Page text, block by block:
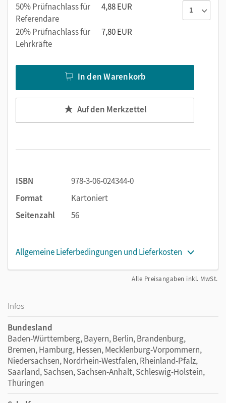
50% Prüfnachlass für
Referendare
4,88 EUR
20% Prüfnachlass für
Lehrkräfte
7,80 EUR
In den Warenkorb
Auf den Merkzettel
ISBN
978-3-06-024344-0
Format
Kartoniert
Seitenzahl
56
Allgemeine Lieferbedingungen und Lieferkosten
Alle Preisangaben inkl. MwSt.
Infos
Bundesland
Baden-Württemberg, Bayern, Berlin, Brandenburg,
Bremen, Hamburg, Hessen, Mecklenburg-Vorpommern,
Niedersachsen, Nordrhein-Westfalen, Rheinland-Pfalz,
Saarland, Sachsen, Sachsen-Anhalt, Schleswig-Holstein,
Thüringen